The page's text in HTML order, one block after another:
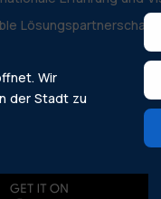
Lösungspartnerschaft
Wir
der Stadt zu